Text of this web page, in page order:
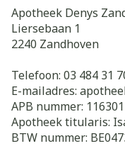
Apotheek Denys
Liersebaan 1
2240 Zandhoven
Telefoon: 03 484 31
E-mailadres:
APB nummer: 116301
Apotheek titularis:
BTW nummer: